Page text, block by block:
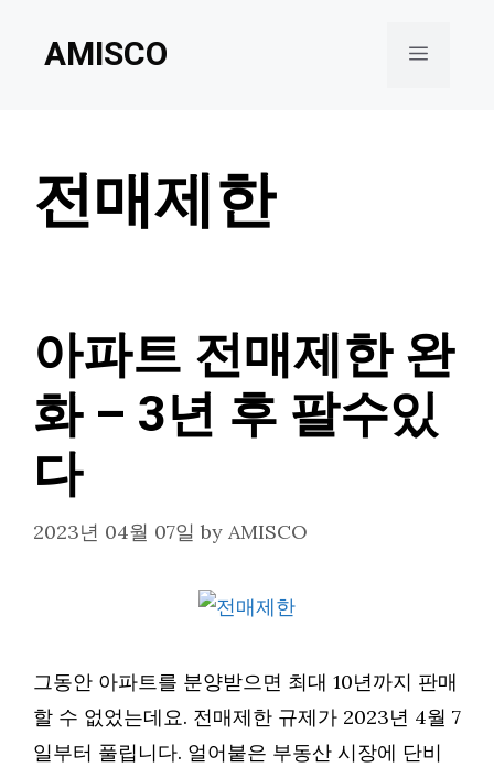
AMISCO Menu
전매제한
아파트 전매제한 완
화 – 3년 후 팔수있
다
2023년 04월 07일 by AMISCO
그동안 아파트를 분양받으면 최대 10년까지 판매
할 수 없었는데요. 전매제한 규제가 2023년 4월 7
일부터 풀립니다. 얼어붙은 부동산 시장에 단비